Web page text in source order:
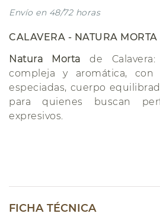
Envío en 48/72 horas
CALAVERA - NATURA MORTA
Natura Morta de Calavera:
compleja y aromática,
especiadas, cuerpo
para quienes buscan
expresivos.
FICHA TÉCNICA